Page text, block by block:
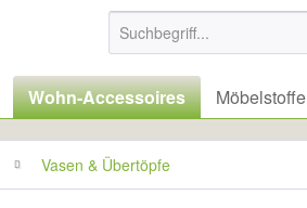
Wohn-Accessoires Möbelstoffe
Vasen & Übertöpfe